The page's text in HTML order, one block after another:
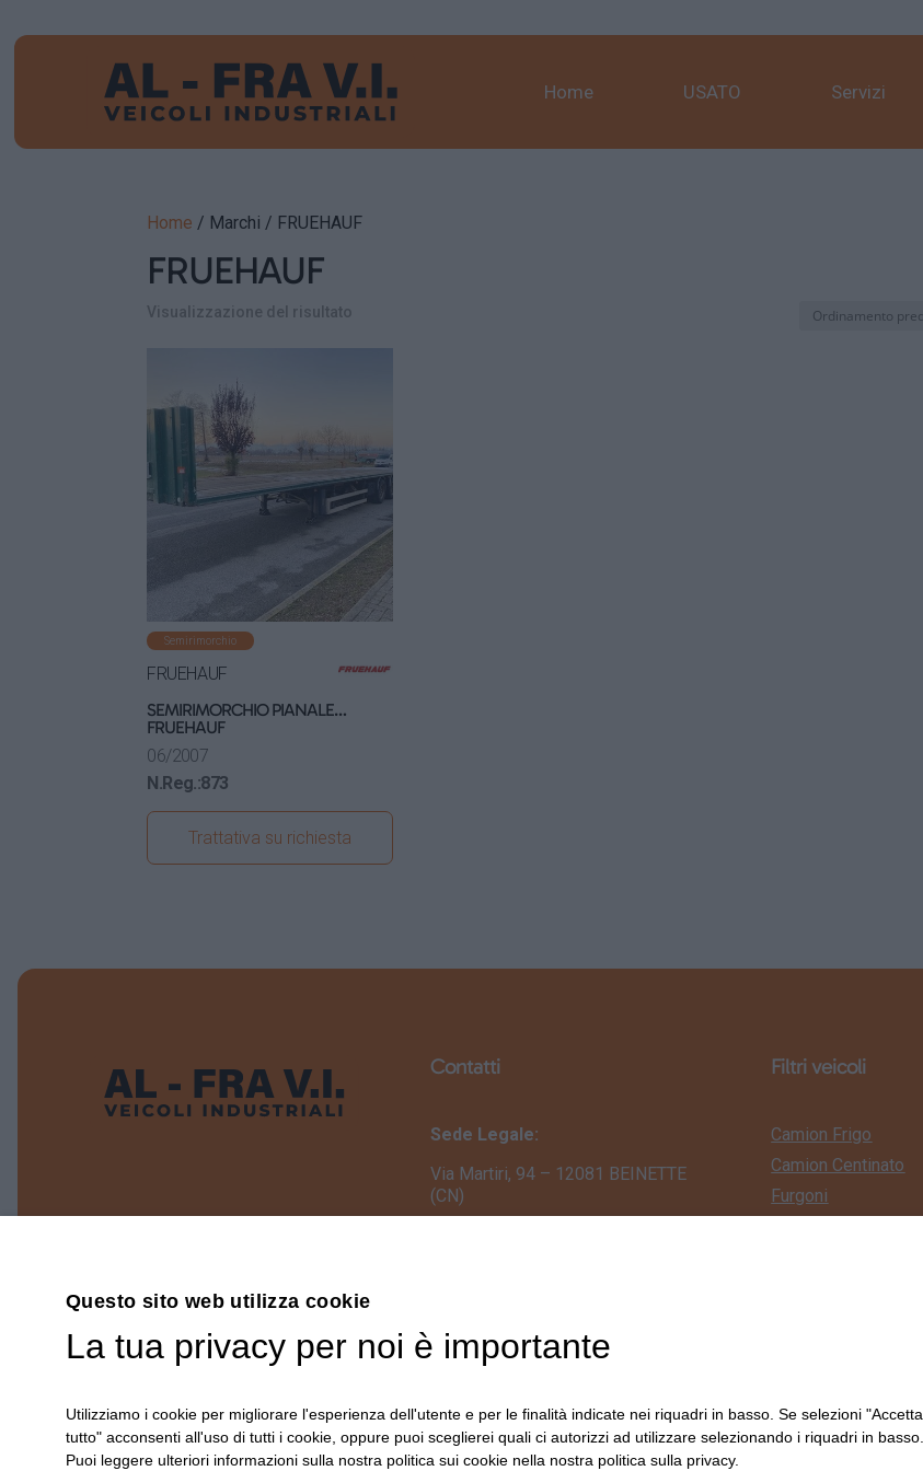
Home USATO Servizi
Home / Marchi / FRUEHAUF
FRUEHAUF
Visualizzazione del risultato
Semirimorchio
FRUEHAUF
SEMIRIMORCHIO PIANALE
FRUEHAUF
06/2007
N.Reg.:873
Trattativa su richiesta
Visualizza dettagli
Contatti
Sede Legale:
Via Martiri, 94 – 12081 BEINETTE
(CN)
+39.0171.38.53.15
info@al-fra.com
Scrivici su WhatsApp
Filtri veicoli
Camion Frigo
Camion Centinato
Furgoni
Questo sito web utilizza cookie
La tua privacy per noi è importante
Utilizziamo i cookie per migliorare l'esperienza dell'utente e per le finalità indicate nei riquadri in basso. Se selezioni "Accetta
tutto" acconsenti all'uso di tutti i cookie, oppure puoi sceglierei quali ci autorizzi ad utilizzare selezionando i riquadri in basso.
Puoi leggere ulteriori informazioni sulla nostra politica sui cookie nella nostra politica sulla privacy.